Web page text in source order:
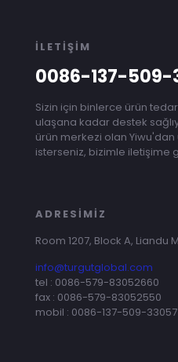
İLETİŞİM
0086-137-509-
Sizin için binlerce ürün
ulaşana kadar destek
ürün merkezi olan
isterseniz, bizimle iletişime
ADRESİMİZ
Room 1207, Block A, Liandu
info@turgutglobal.com
tel : 0086-579-83052660
fax : 0086-579-83052550
mobil : 0086-137-509-33057